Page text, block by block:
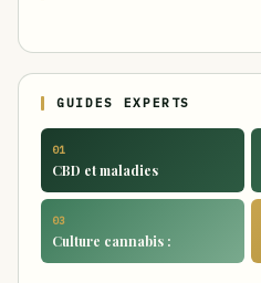
GUIDES EXPERTS
01
CBD et maladies
03
Culture cannabis :